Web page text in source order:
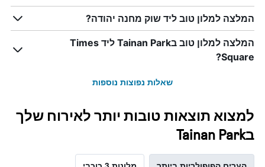
המלצה למלון טוב ליד שוק מחנה יהודה?
המלצה למלון טוב בTainan Park ליד Times
Square?
שאלות נפוצות נוספות
למצוא תוצאות טובות יותר לאירוח שלך
בTainan Park